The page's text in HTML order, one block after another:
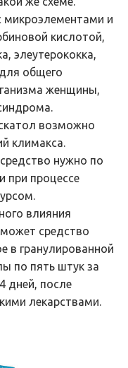
микроэлементами и
кислотой,
элеутерококка,
общего
женщины,
возможно
климакса.
нужно по
при процессе
влияния
средство
в гранулированной
по пять штук за
дней, после
лекарствами.